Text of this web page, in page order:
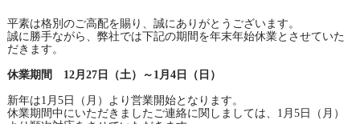
平素は格別のご高配を賜り、誠にありがとうございます。
誠に勝手ながら、弊社では下記の期間を年末年始休業とさせていた
だきます。
休業期間 12月27日（土）～1月4日（日）
新年は1月5日（月）より営業開始となります。
休業期間中にいただきましたご連絡に関しましては、1月5日（月）